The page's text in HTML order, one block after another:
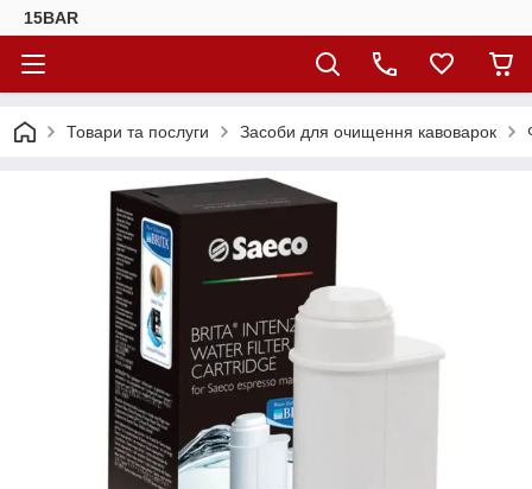
15BAR
Товари та послуги Засоби для очищення кавоварок